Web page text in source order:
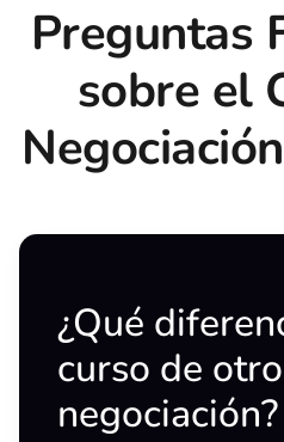
Preguntas
sobre el
¿Qué
curso de
negociación?